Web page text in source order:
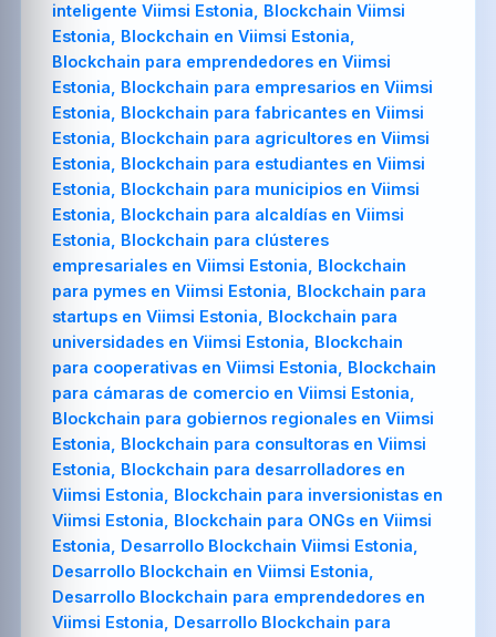
inteligente Viimsi Estonia, Blockchain Viimsi
Estonia, Blockchain en Viimsi Estonia,
Blockchain para emprendedores en Viimsi
Estonia, Blockchain para empresarios en Viimsi
Estonia, Blockchain para fabricantes en Viimsi
Estonia, Blockchain para agricultores en Viimsi
Estonia, Blockchain para estudiantes en Viimsi
Estonia, Blockchain para municipios en Viimsi
Estonia, Blockchain para alcaldías en Viimsi
Estonia, Blockchain para clústeres
empresariales en Viimsi Estonia, Blockchain
para pymes en Viimsi Estonia, Blockchain para
startups en Viimsi Estonia, Blockchain para
universidades en Viimsi Estonia, Blockchain
para cooperativas en Viimsi Estonia, Blockchain
para cámaras de comercio en Viimsi Estonia,
Blockchain para gobiernos regionales en Viimsi
Estonia, Blockchain para consultoras en Viimsi
Estonia, Blockchain para desarrolladores en
Viimsi Estonia, Blockchain para inversionistas en
Viimsi Estonia, Blockchain para ONGs en Viimsi
Estonia, Desarrollo Blockchain Viimsi Estonia,
Desarrollo Blockchain en Viimsi Estonia,
Desarrollo Blockchain para emprendedores en
Viimsi Estonia, Desarrollo Blockchain para